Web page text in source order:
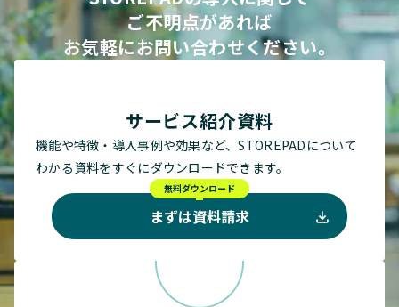
ご不明点があれば
お気軽にお問い合わせください。
サービス紹介資料
機能や特徴・導入事例や効果など、STOREPADについて
わかる資料をすぐにダウンロードできます。
無料ダウンロード
まずは資料請求